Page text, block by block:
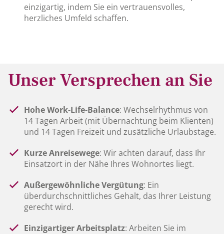
einzigartig, indem Sie ein vertrauensvolles,
herzliches Umfeld schaffen.
Unser Versprechen an Sie
Hohe Work-Life-Balance: Wechselrhythmus von
14 Tagen Arbeit (mit Übernachtung beim Klienten)
und 14 Tagen Freizeit und zusätzliche Urlaubstage.
Kurze Anreisewege: Wir achten darauf, dass Ihr
Einsatzort in der Nähe Ihres Wohnortes liegt.
Außergewöhnliche Vergütung: Ein
überdurchschnittliches Gehalt, das Ihrer Leistung
gerecht wird.
Einzigartiger Arbeitsplatz: Arbeiten Sie im